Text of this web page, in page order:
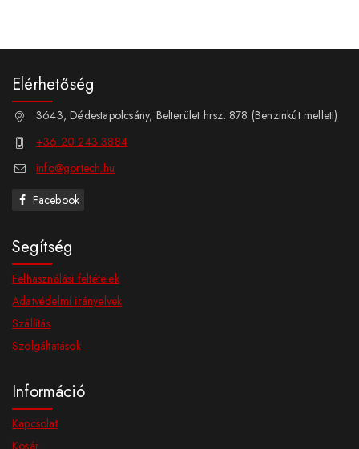
Elérhetőség
3643, Dédestapolcsány, Belterület hrsz. 878 (Benzinkút mellett)
+36 20 243 3884
info@gortech.hu
Facebook
Segítség
Felhasználási feltételek
Adatvédelmi irányelvek
Szállítás
Szolgáltatások
Információ
Kapcsolat